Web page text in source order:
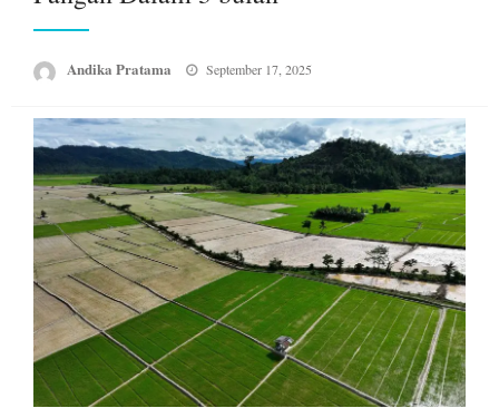
Andika Pratama
Posted
September 17, 2025